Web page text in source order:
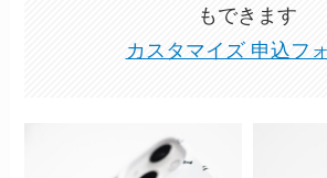
もできます
カスタマイズ 申込フ